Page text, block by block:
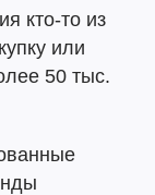
кто-то из
или
50 тыс.